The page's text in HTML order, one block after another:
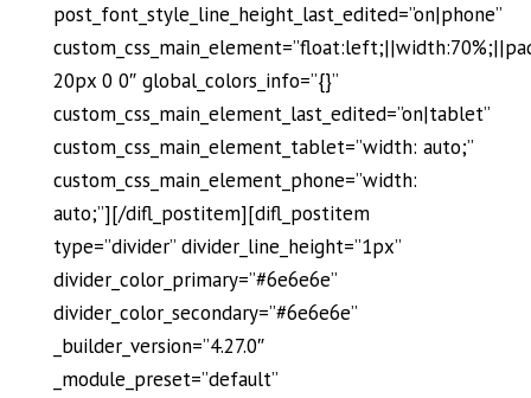
post_font_style_line_height_last_edited=”on|phone”
20px 0 0″ global_colors_info=”{}”
custom_css_main_element_last_edited=”on|tablet”
custom_css_main_element_tablet=”width: auto;”
custom_css_main_element_phone=”width:
auto;”][/difl_postitem][difl_postitem
type=”divider” divider_line_height=”1px”
divider_color_primary=”#6e6e6e”
divider_color_secondary=”#6e6e6e”
_builder_version=”4.27.0″
_module_preset=”default”